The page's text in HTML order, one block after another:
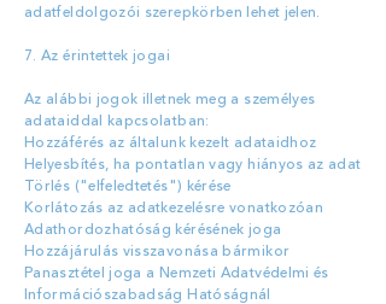
adatfeldolgozói szerepkörben lehet jelen.
7. Az érintettek jogai​
Az alábbi jogok illetnek meg a személyes
adataiddal kapcsolatban:
Hozzáférés az általunk kezelt adataidhoz
Helyesbítés, ha pontatlan vagy hiányos az adat
Törlés ("elfeledtetés") kérése
Korlátozás az adatkezelésre vonatkozóan
Adathordozhatóság kérésének joga
Hozzájárulás visszavonása bármikor
Panasztétel joga a Nemzeti Adatvédelmi és
Információszabadság Hatóságnál